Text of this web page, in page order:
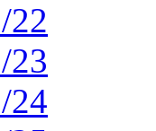
22
23
24